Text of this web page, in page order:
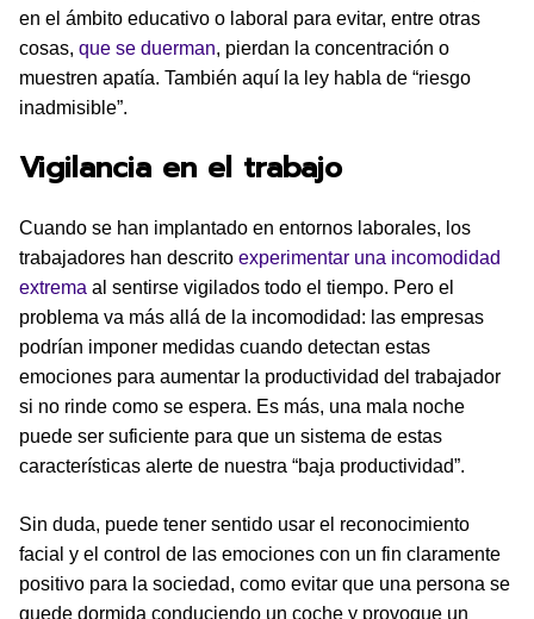
en el ámbito educativo o laboral para evitar, entre otras
cosas, que se duerman, pierdan la concentración o
muestren apatía. También aquí la ley habla de “riesgo
inadmisible”.
Vigilancia en el trabajo
Cuando se han implantado en entornos laborales, los
trabajadores han descrito experimentar una incomodidad
extrema al sentirse vigilados todo el tiempo. Pero el
problema va más allá de la incomodidad: las empresas
podrían imponer medidas cuando detectan estas
emociones para aumentar la productividad del trabajador
si no rinde como se espera. Es más, una mala noche
puede ser suficiente para que un sistema de estas
características alerte de nuestra “baja productividad”.
Sin duda, puede tener sentido usar el reconocimiento
facial y el control de las emociones con un fin claramente
positivo para la sociedad, como evitar que una persona se
quede dormida conduciendo un coche y provoque un